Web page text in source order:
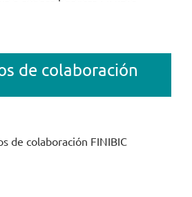
de colaboración
de colaboración FINIBIC